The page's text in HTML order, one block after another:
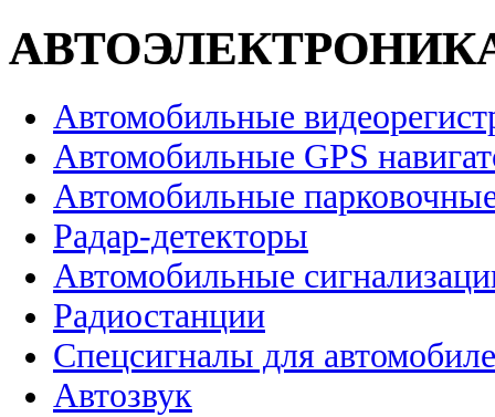
Автомобильные
Автомобильные GPS
Автомобильные
Радар-детекторы
Автомобильные
Радиостанции
Спецсигналы для
Автозвук